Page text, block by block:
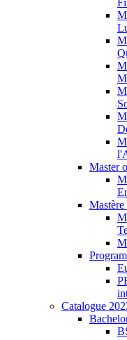
Master
Mastère
Catalogue